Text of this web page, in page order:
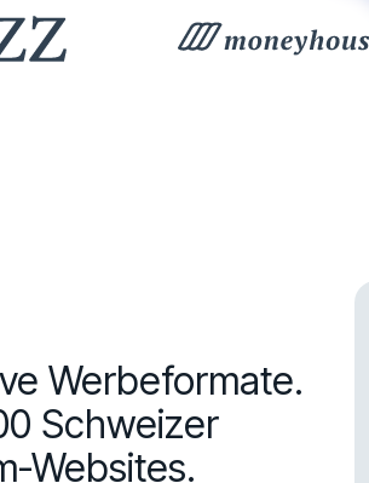
Werbeformate.
Schweizer
Websites.